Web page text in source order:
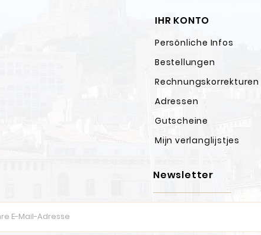
IHR KONTO
Persönliche Infos
Bestellungen
Rechnungskorrekturen
Adressen
Gutscheine
Mijn verlanglijstjes
Newsletter